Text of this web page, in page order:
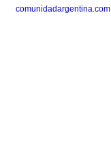
comunidadargentina.com